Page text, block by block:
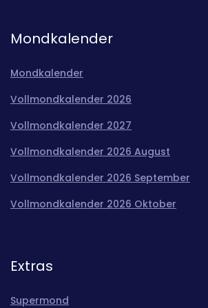
Mondkalender
Mondkalender
Vollmondkalender 2026
Vollmondkalender 2027
Vollmondkalender 2026 August
Vollmondkalender 2026 September
Vollmondkalender 2026 Oktober
Extras
Supermond